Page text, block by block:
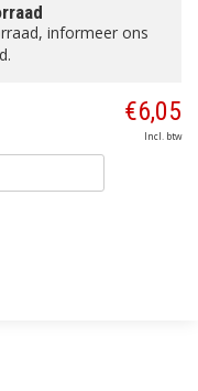
informeer ons
€6,05
Incl. btw